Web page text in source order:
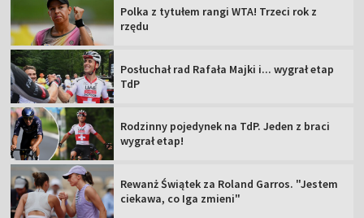
Polka z tytułem rangi WTA! Trzeci rok z
rzędu
Posłuchał rad Rafała Majki i... wygrał etap
TdP
Rodzinny pojedynek na TdP. Jeden z braci
wygrał etap!
Rewanż Świątek za Roland Garros. "Jestem
ciekawa, co Iga zmieni"